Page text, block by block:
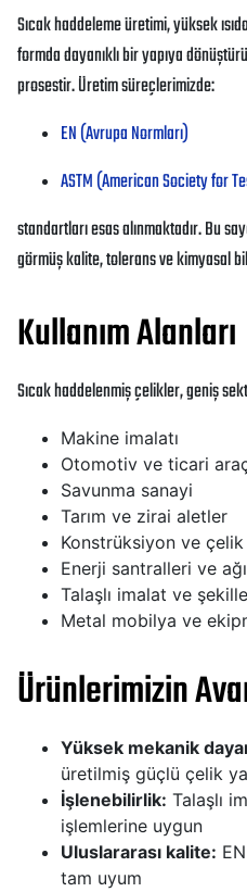
Sıcak haddeleme üretimi, yüksek
formda dayanıklı bir yapıya
prosestir. Üretim süreçlerimizde:
EN (Avrupa Normları)
ASTM (American Society for
standartları esas alınmaktadır. Bu
görmüş kalite, tolerans ve kimyasal
Kullanım Alanları
Sıcak haddelenmiş çelikler, geniş
Makine imalatı
Otomotiv ve ticari
Savunma sanayi
Tarım ve zirai aletler
Konstrüksiyon ve çelik
Enerji santralleri ve
Talaşlı imalat ve
Metal mobilya ve
Ürünlerimizin
Yüksek mekanik
üretilmiş güçlü çelik
İşlenebilirlik: Talaşlı
işlemlerine uygun
Uluslararası kalite:
tam uyum